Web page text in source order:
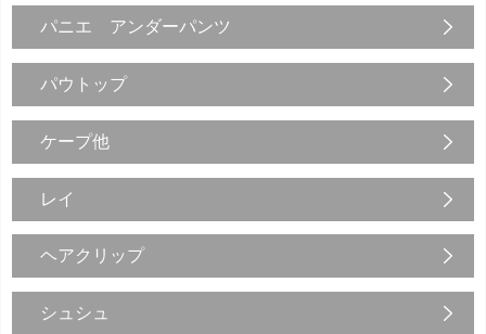
パニエ アンダーパンツ
パウトップ
ケープ他
レイ
ヘアクリップ
シュシュ